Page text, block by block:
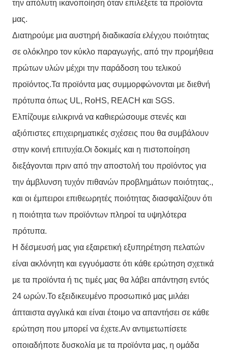
την απόλυτη ικανοποίηση όταν επιλέξετε τα προϊόντα
μας.
Διατηρούμε μια αυστηρή διαδικασία ελέγχου ποιότητας
σε ολόκληρο τον κύκλο παραγωγής, από την προμήθεια
πρώτων υλών μέχρι την παράδοση του τελικού
προϊόντος.Τα προϊόντα μας συμμορφώνονται με διεθνή
πρότυπα όπως UL, RoHS, REACH και SGS.
Ελπίζουμε ειλικρινά να καθιερώσουμε στενές και
αξιόπιστες επιχειρηματικές σχέσεις που θα συμβάλουν
στην κοινή επιτυχία.Οι δοκιμές και η πιστοποίηση
διεξάγονται πριν από την αποστολή του προϊόντος για
την άμβλυνση τυχόν πιθανών προβλημάτων ποιότητας.,
και οι έμπειροι επιθεωρητές ποιότητας διασφαλίζουν ότι
η ποιότητα των προϊόντων πληροί τα υψηλότερα
πρότυπα.
Η δέσμευσή μας για εξαιρετική εξυπηρέτηση πελατών
είναι ακλόνητη και εγγυόμαστε ότι κάθε ερώτηση σχετικά
με τα προϊόντα ή τις τιμές μας θα λάβει απάντηση εντός
24 ωρών.Το εξειδικευμένο προσωπικό μας μιλάει
άπταιστα αγγλικά και είναι έτοιμο να απαντήσει σε κάθε
ερώτηση που μπορεί να έχετε.Αν αντιμετωπίσετε
οποιαδήποτε δυσκολία με τα προϊόντα μας, η ομάδα